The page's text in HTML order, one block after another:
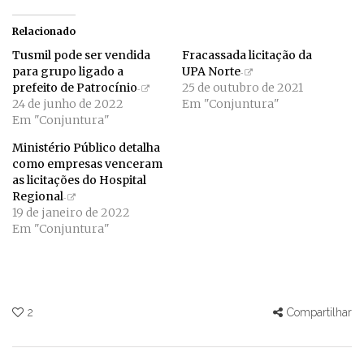
Relacionado
Tusmil pode ser vendida
para grupo ligado a
prefeito de Patrocínio
24 de junho de 2022
Em "Conjuntura"
Fracassada licitação da
UPA Norte
25 de outubro de 2021
Em "Conjuntura"
Ministério Público detalha
como empresas venceram
as licitações do Hospital
Regional
19 de janeiro de 2022
Em "Conjuntura"
2 Compartilhar